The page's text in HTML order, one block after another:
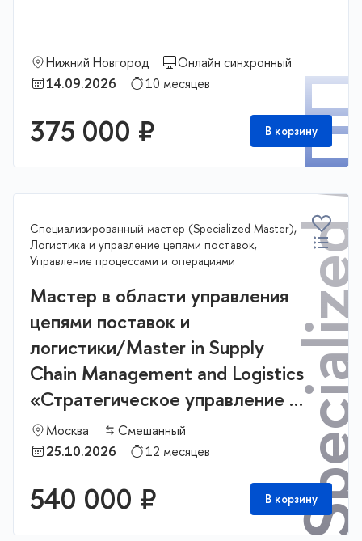
Нижний Новгород
Онлайн синхронный
14.09.2026
10 месяцев
375 000 ₽ В корзину
Специализированный мастер (Specialized Master),
Логистика и управление цепями поставок,
Управление процессами и операциями
Мастер в области управления
цепями поставок и
логистики/Master in Supply
Chain Management and Logistics
«Стратегическое управление и
бизнес аналитика в логистике и
цепях поставок»
Москва
Смешанный
25.10.2026
12 месяцев
540 000 ₽ В корзину